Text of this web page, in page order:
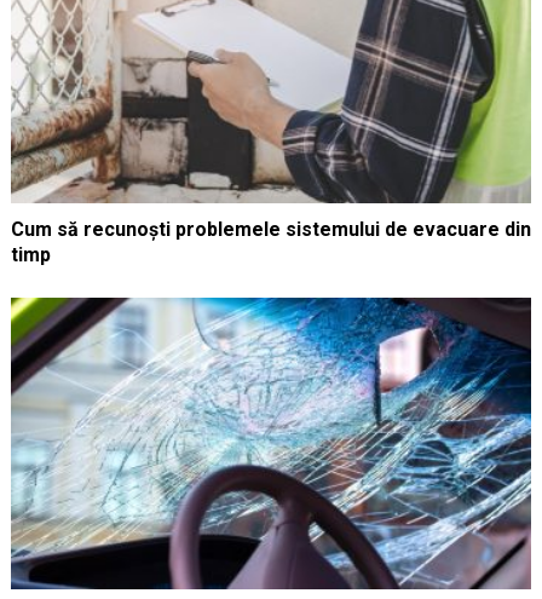
Cum să recunoști problemele sistemului de evacuare din
timp